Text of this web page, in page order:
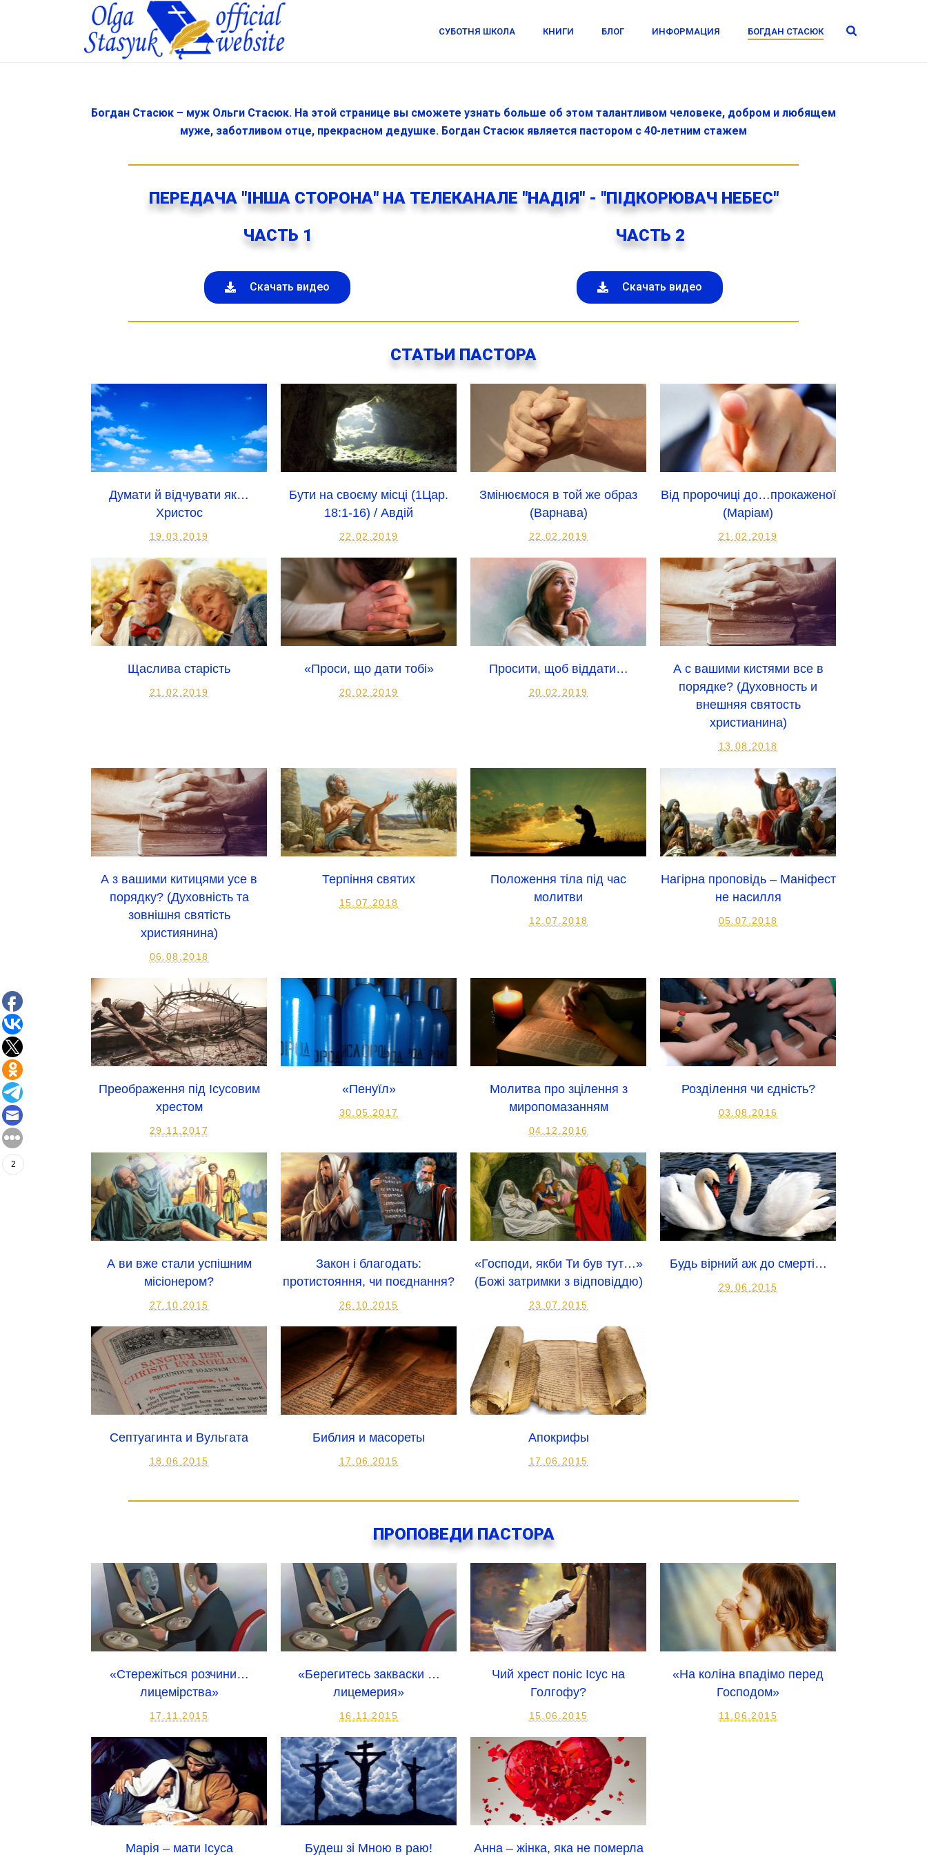
СУБОТНЯ ШКОЛА КНИГИ БЛОГ ИНФОРМАЦИЯ БОГДАН СТАСЮК
Богдан Стасюк – муж Ольги Стасюк. На этой странице вы сможете узнать больше об этом талантливом человеке, добром и любящем
муже, заботливом отце, прекрасном дедушке. Богдан Стасюк является пастором с 40-летним стажем
ПЕРЕДАЧА "ІНША СТОРОНА" НА ТЕЛЕКАНАЛЕ "НАДІЯ" - "ПІДКОРЮВАЧ НЕБЕС"
ЧАСТЬ 1
Скачать видео
ЧАСТЬ 2
Скачать видео
СТАТЬИ ПАСТОРА
Думати й відчувати як…
Христос
19.03.2019
Бути на своєму місці (1Цар.
18:1-16) / Авдій
22.02.2019
Змінюємося в той же образ
(Варнава)
22.02.2019
Від пророчиці до…прокаженої
(Маріам)
21.02.2019
Щаслива старість
21.02.2019
«Проси, що дати тобі»
20.02.2019
Просити, щоб віддати…
20.02.2019
А с вашими кистями все в
порядке? (Духовность и
внешняя святость
христианина)
13.08.2018
А з вашими китицями усе в
порядку? (Духовність та
зовнішня святість
християнина)
06.08.2018
Терпіння святих
15.07.2018
Положення тіла під час
молитви
12.07.2018
Нагірна проповідь – Маніфест
не насилля
05.07.2018
Преображення під Ісусовим
хрестом
29.11.2017
«Пенуїл»
30.05.2017
Молитва про зцілення з
миропомазанням
04.12.2016
Розділення чи єдність?
03.08.2016
А ви вже стали успішним
місіонером?
27.10.2015
Закон і благодать:
протистояння, чи поєднання?
26.10.2015
«Господи, якби Ти був тут…»
(Божі затримки з відповіддю)
23.07.2015
Будь вірний аж до смерті…
29.06.2015
Септуагинта и Вульгата
18.06.2015
Библия и масореты
17.06.2015
Апокрифы
17.06.2015
ПРОПОВЕДИ ПАСТОРА
«Стережіться розчини…
лицемірства»
17.11.2015
«Берегитесь закваски …
лицемерия»
16.11.2015
Чий хрест поніс Ісус на
Голгофу?
15.06.2015
«На коліна впадімо перед
Господом»
11.06.2015
Марія – мати Ісуса Будеш зі Мною в раю! Анна – жінка, яка не померла
2